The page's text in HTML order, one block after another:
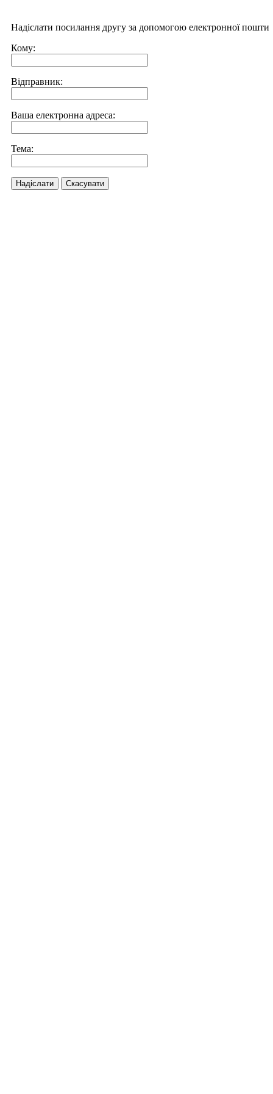
Надіслати посилання другу за допомогою електронної пошти
Кому:
Відправник:
Ваша електронна адреса:
Тема:
Надіслати Скасувати